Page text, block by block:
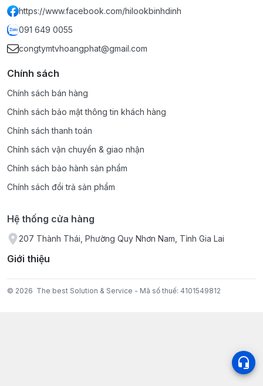
https://www.facebook.com/hilookbinhdinh
091 649 0055
congtymtvhoangphat@gmail.com
Chính sách
Chính sách bán hàng
Chính sách bảo mật thông tin khách hàng
Chính sách thanh toán
Chính sách vận chuyển & giao nhận
Chính sách bảo hành sản phẩm
Chính sách đổi trả sản phẩm
Hệ thống cửa hàng
207 Thành Thái, Phường Quy Nhơn Nam, Tỉnh Gia Lai
Giới thiệu
© 2026 The best Solution & Service - Mã số thuế: 4101549812